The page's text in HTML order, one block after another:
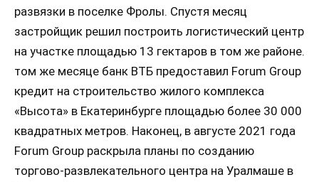
развязки в поселке Фролы. Спустя месяц
застройщик решил построить логистический центр
на участке площадью 13 гектаров в том же районе.
том же месяце банк ВТБ предоставил Forum Group
кредит на строительство жилого комплекса
«Высота» в Екатеринбурге площадью более 30 000
квадратных метров. Наконец, в августе 2021 года
Forum Group раскрыла планы по созданию
торгово-развлекательного центра на Уралмаше в